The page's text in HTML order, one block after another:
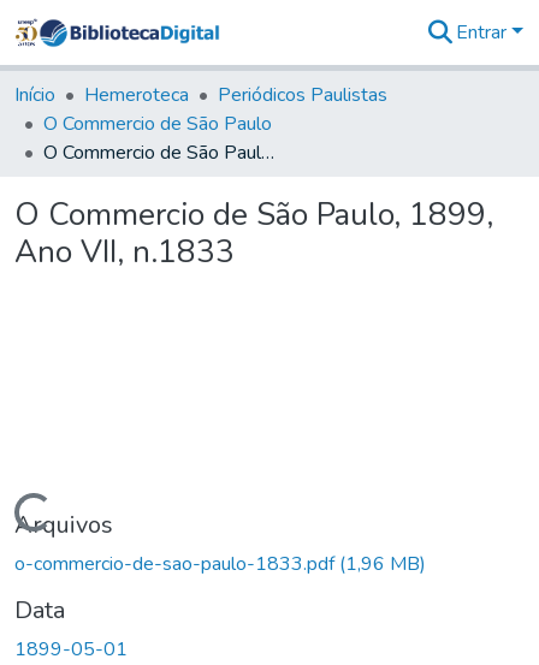
&
Coleções
Tudo na
Biblioteca
Estatísticas
Entrar
Início Hemeroteca
Periódicos Paulistas
O Commercio de São Paulo
O Commercio de São Paulo, 1899, Ano VII, n.1833
O Commercio de São Paulo, 1899,
Ano VII, n.1833
Carregando...
Arquivos
o-commercio-de-sao-paulo-1833.pdf(1,96 MB)
Data
1899-05-01